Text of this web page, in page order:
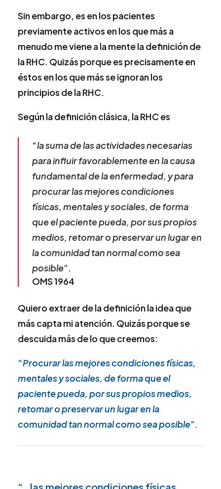
Sin embargo, es en los pacientes
previamente activos en los que más a
menudo me viene a la mente la definición de
la RHC. Quizás porque es precisamente en
éstos en los que más se ignoran los
principios de la RHC.
Según la definición clásica, la RHC es
“la suma de las actividades necesarias
para influir favorablemente en la causa
fundamental de la enfermedad, y para
procurar las mejores condiciones
físicas, mentales y sociales, de forma
que el paciente pueda, por sus propios
medios, retomar o preservar un lugar en
la comunidad tan normal como sea
posible”.
OMS 1964
Quiero extraer de la definición la idea que
más capta mi atención. Quizás porque se
descuida más de lo que creemos:
“Procurar las mejores condiciones físicas,
mentales y sociales, de forma que el
paciente pueda, por sus propios medios,
retomar o preservar un lugar en la
comunidad tan normal como sea posible”.